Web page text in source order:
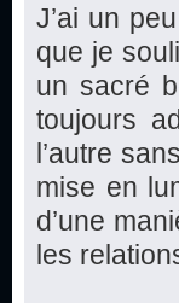
J’ai un
que je
un sacré
toujours
l’autre
mise en
d’une
les